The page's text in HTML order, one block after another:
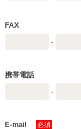
FAX
-
携帯電話
-
E-mail 必須